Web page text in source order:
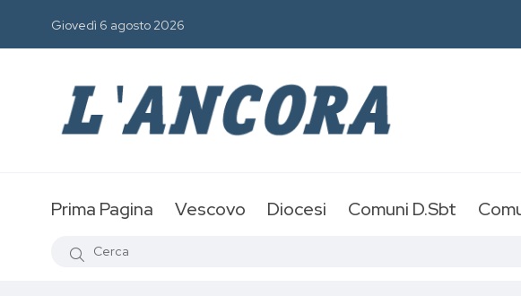
Giovedì 6 agosto 2026
Prima Pagina Vescovo Diocesi Comuni D.Sbt